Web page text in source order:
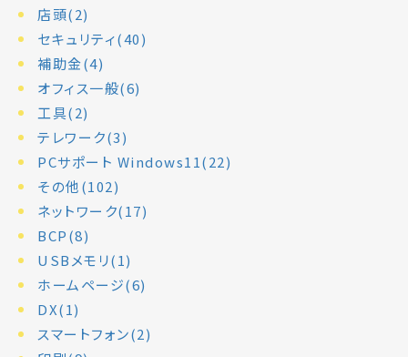
店頭(2)
セキュリティ(40)
補助金(4)
オフィス一般(6)
工具(2)
テレワーク(3)
PCサポート Windows11(22)
その他(102)
ネットワーク(17)
BCP(8)
USBメモリ(1)
ホームページ(6)
DX(1)
スマートフォン(2)